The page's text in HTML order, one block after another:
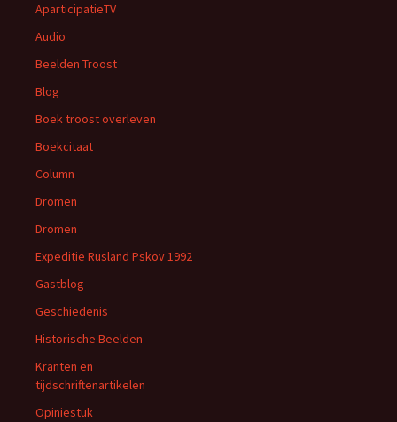
AparticipatieTV
Audio
Beelden Troost
Blog
Boek troost overleven
Boekcitaat
Column
Dromen
Dromen
Expeditie Rusland Pskov 1992
Gastblog
Geschiedenis
Historische Beelden
Kranten en
tijdschriftenartikelen
Opiniestuk